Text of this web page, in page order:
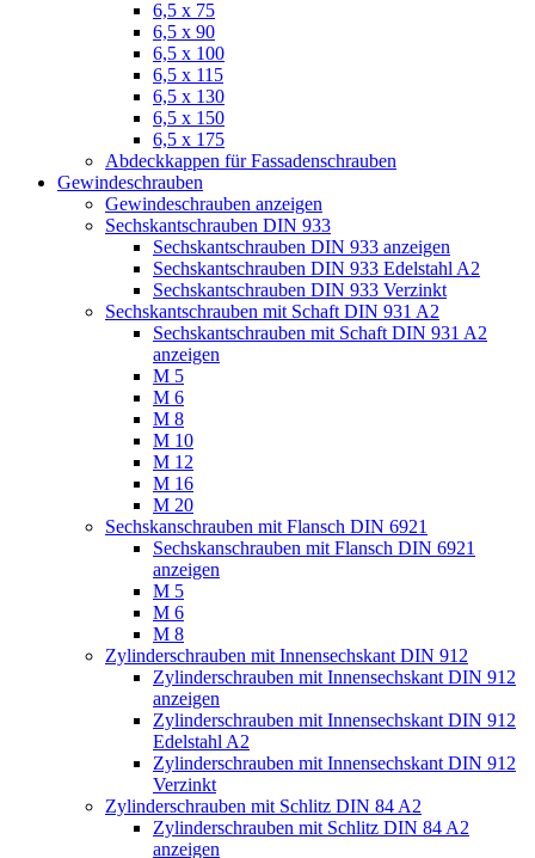
6,5 x 75
6,5 x 90
6,5 x 100
6,5 x 115
6,5 x 130
6,5 x 150
6,5 x 175
Abdeckkappen für Fassadenschrauben
Gewindeschrauben
Gewindeschrauben anzeigen
Sechskantschrauben DIN 933
Sechskantschrauben DIN 933 anzeigen
Sechskantschrauben DIN 933 Edelstahl A2
Sechskantschrauben DIN 933 Verzinkt
Sechskantschrauben mit Schaft DIN 931 A2
Sechskantschrauben mit Schaft DIN 931 A2
anzeigen
M 5
M 6
M 8
M 10
M 12
M 16
M 20
Sechskanschrauben mit Flansch DIN 6921
Sechskanschrauben mit Flansch DIN 6921
anzeigen
M 5
M 6
M 8
Zylinderschrauben mit Innensechskant DIN 912
Zylinderschrauben mit Innensechskant DIN 912
anzeigen
Zylinderschrauben mit Innensechskant DIN 912
Edelstahl A2
Zylinderschrauben mit Innensechskant DIN 912
Verzinkt
Zylinderschrauben mit Schlitz DIN 84 A2
Zylinderschrauben mit Schlitz DIN 84 A2
anzeigen